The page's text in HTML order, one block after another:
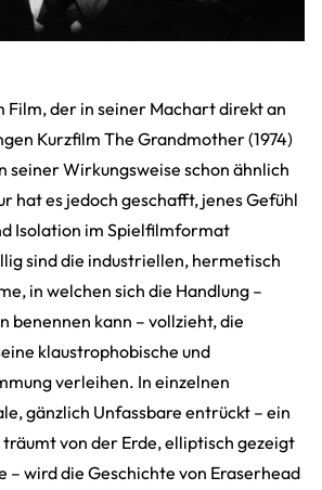
Film, der in seiner Machart direkt an
Kurzfilm The Grandmother (1974)
Wirkungsweise schon ähnlich
hat es jedoch geschafft, jenes Gefühl
Isolation im Spielfilmformat
sind die industriellen, hermetisch
in welchen sich die Handlung –
benennen kann – vollzieht, die
klaustrophobische und
verleihen. In einzelnen
gänzlich Unfassbare entrückt – ein
von der Erde, elliptisch gezeigt
– wird die Geschichte von Eraserhead